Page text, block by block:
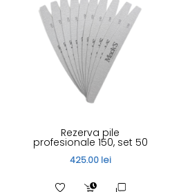
Rezerva pile
profesionale 150, set 50
425.00 lei